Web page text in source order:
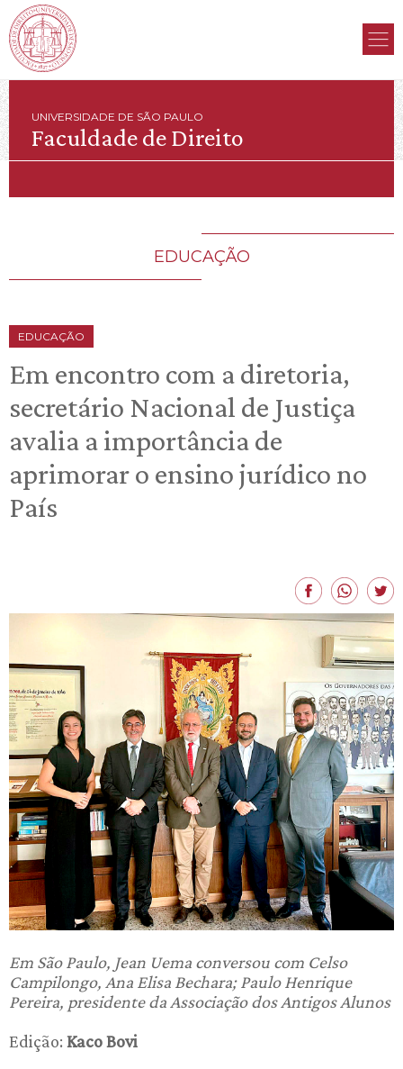
UNIVERSIDADE DE SÃO PAULO
Faculdade de Direito
EDUCAÇÃO
EDUCAÇÃO
Em encontro com a diretoria,
secretário Nacional de Justiça
avalia a importância de
aprimorar o ensino jurídico no
País
Em São Paulo, Jean Uema conversou com Celso
Campilongo, Ana Elisa Bechara; Paulo Henrique
Pereira, presidente da Associação dos Antigos Alunos
Edição: Kaco Bovi